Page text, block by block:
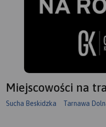
urządzenia mobilne.
wydania 2022
Miejscowości na
Sucha Beskidzka Tarnawa